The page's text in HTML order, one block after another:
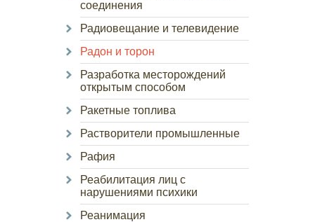
соединения
Радиовещание и телевидение
Радон и торон
Разработка месторождений
открытым способом
Ракетные топлива
Растворители промышленные
Рафия
Реабилитация лиц с
нарушениями психики
Реанимация